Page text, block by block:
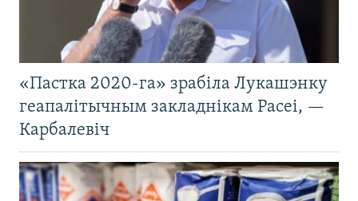
«Пастка 2020-га» зрабіла Лукашэнку
геапалітычным закладнікам Расеі, —
Карбалевіч